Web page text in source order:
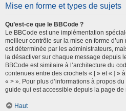
Mise en forme et types de sujets
Qu’est-ce que le BBCode ?
Le BBCode est une implémentation
meilleur contrôle sur la mise en forme
est déterminée par les administrateurs,
la désactiver sur chaque message depuis
BBCode est similaire à l’architecture du
contenues entre des crochets « [ » et « ] »
« > ». Pour plus d’informations à propos
guide qui est accessible depuis la page de
Haut